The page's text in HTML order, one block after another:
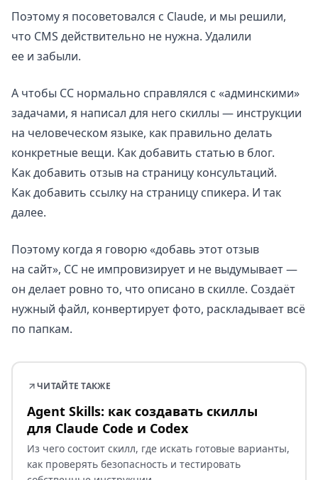
Поэтому я посоветовался с Claude, и мы решили,
что CMS действительно не нужна. Удалили
ее и забыли.
А чтобы CC нормально справлялся с «админскими»
задачами, я написал для него скиллы — инструкции
на человеческом языке, как правильно делать
конкретные вещи. Как добавить статью в блог.
Как добавить отзыв на страницу консультаций.
Как добавить ссылку на страницу спикера. И так
далее.
Поэтому когда я говорю «добавь этот отзыв
на сайт», CC не импровизирует и не выдумывает —
он делает ровно то, что описано в скилле. Создаёт
нужный файл, конвертирует фото, раскладывает всё
по папкам.
ЧИТАЙТЕ ТАКЖЕ
Agent Skills: как создавать скиллы
для Claude Code и Codex
Из чего состоит скилл, где искать готовые варианты,
как проверять безопасность и тестировать